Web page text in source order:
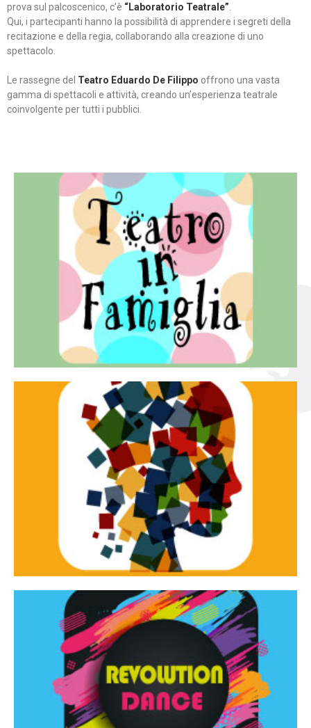
prova sul palcoscenico, c’è “Laboratorio Teatrale”
Qui, i partecipanti hanno la possibilità di apprendere i segreti della
recitazione e della regia, collaborando alla creazione di uno
spettacolo.
Le rassegne del Teatro Eduardo De Filippo offrono una vasta
gamma di spettacoli e attività, creando un’esperienza teatrale
coinvolgente per tutti i pubblici.
Teatro in famiglia
Teatro In Famiglia è una rassegna di teatro concepita
per far condividere e godere del teatro all’intera
famiglia.
Continua
Tracce dinamiche
Tracce Dinamiche è una rassegna di teatro
d’innovazione e sperimentale.
Continua
Revolution Dance
Rassegna di danza contemporanea – I Edizione